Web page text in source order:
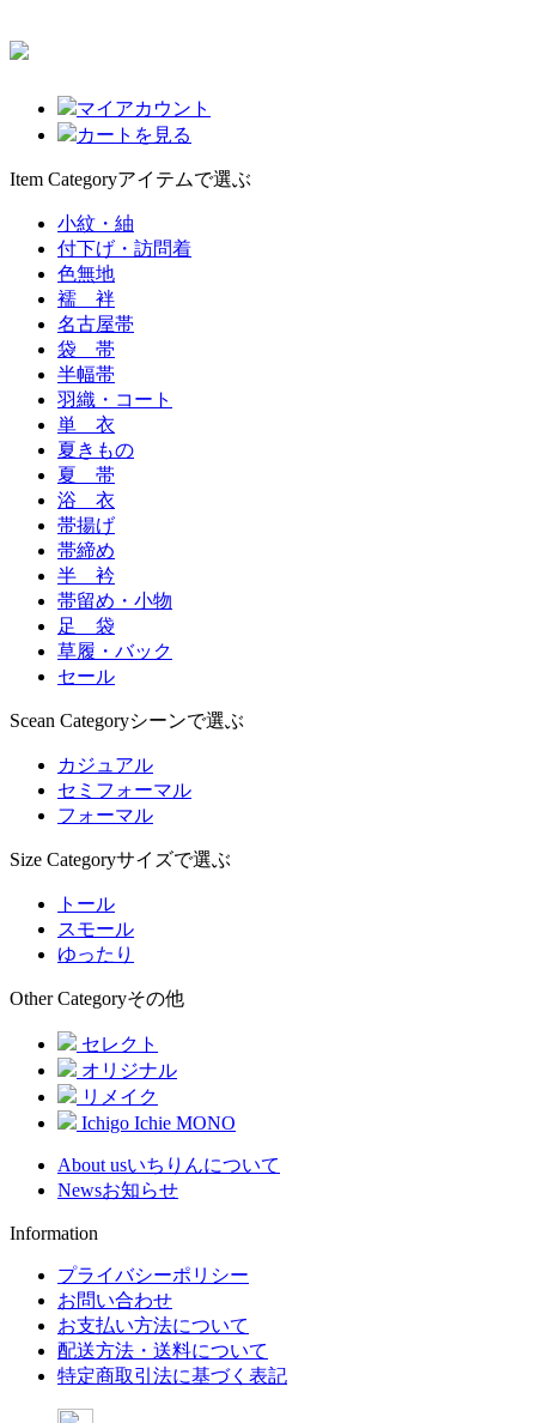
マイアカウント
カートを見る
Item Categoryアイテムで選ぶ
小紋・紬
付下げ・訪問着
色無地
襦 袢
名古屋帯
袋 帯
半幅帯
羽織・コート
単 衣
夏きもの
夏 帯
浴 衣
帯揚げ
帯締め
半 衿
帯留め・小物
足 袋
草履・バック
セール
Scean Categoryシーンで選ぶ
カジュアル
セミフォーマル
フォーマル
Size Categoryサイズで選ぶ
トール
スモール
ゆったり
Other Categoryその他
セレクト
オリジナル
リメイク
Ichigo Ichie MONO
About usいちりんについて
Newsお知らせ
Information
プライバシーポリシー
お問い合わせ
お支払い方法について
配送方法・送料について
特定商取引法に基づく表記